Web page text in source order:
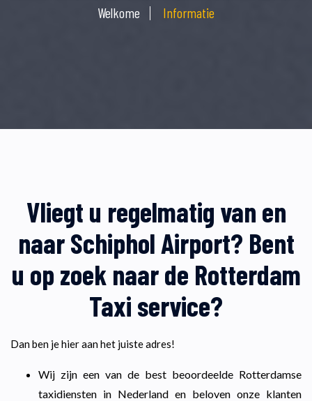
Welkome Informatie
Vliegt u regelmatig van en
naar Schiphol Airport? Bent
u op zoek naar de Rotterdam
Taxi service?
Dan ben je hier aan het juiste adres!
Wij zijn een van de best beoordeelde Rotterdamse
taxidiensten in Nederland en beloven onze klanten